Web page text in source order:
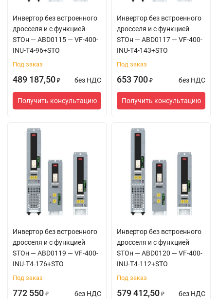
Максимальная
высота - 4000 м.
Механические
характеристики
Виброустойчивость Стандарт:
Испытание Fc по
2-6
вибрация:
10Гц~57Гц,
амплитуда вибрации
0,075мм
57Гц~150Гц,
виброускорение 10м/
Ударная нагрузка
Стандарт:
Испытание Ea по
Инвертор без встроенного
дросселя и с функцией
STOн — ABD0115 — VF-400-
INU-T4-96+STO
Под заказ
489 187,50 ₽ без НДС
Получить консультацию
Инвертор без встроенного
дросселя и с функцией
STOн — ABD0117 — VF-400-
INU-T4-143+STO
Под заказ
653 700 ₽ без НДС
Получить консультацию
Инвертор без встроенного
дросселя и с функцией
STOн — ABD0119 — VF-400-
INU-T4-176+STO
Под заказ
772 550 ₽ без НДС
Инвертор без встроенного
дросселя и с функцией
STOн — ABD0120 — VF-400-
INU-T4-112+STO
Под заказ
579 412,50 ₽ без НДС